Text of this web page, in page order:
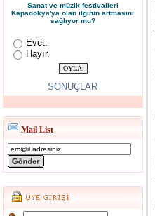
Sanat ve müzik festivalleri
Kapadokya'ya olan ilginin artmasını
sağlıyor mu?
Evet.
Hayır.
SONUÇLAR
Mail List